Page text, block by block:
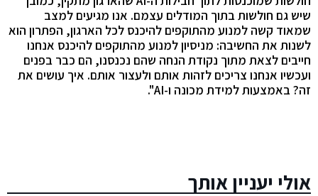
שיש גם חולשות בתוך המודלים עצמם. אנו מגיעים למצב
שמאוד קשה למנוע מהתוקפים להיכנס לכל הארגון, הפתרון הוא
לשנות את החשיבה: מניסיון למנוע מהתוקפים להיכנס אנחנו
חייבים לצאת מתוך נקודת הנחה שהם נכנסנו, הם כבר בפנים
ועכשיו אנחנו צריכים לזהות אותם ולעצור אותם. איך עושים את
זה? באמצעות למידת מכונה ו-AI".
אולי יעניין אותך